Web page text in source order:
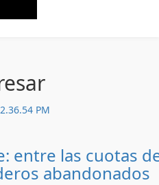
entre las cuotas
abandonados